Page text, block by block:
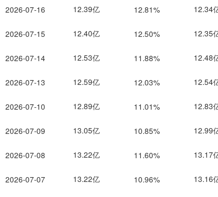
2026-07-16
2026-07-15
2026-07-14
2026-07-13
2026-07-10
2026-07-09
2026-07-08
2026-07-07
12.39亿 12.81% 12.34
12.40亿 12.50% 12.35
12.53亿 11.88% 12.48
12.59亿 12.03% 12.54
12.89亿 11.01% 12.83
13.05亿 10.85% 12.99
13.22亿 11.60% 13.17
13.22亿 10.96% 13.16